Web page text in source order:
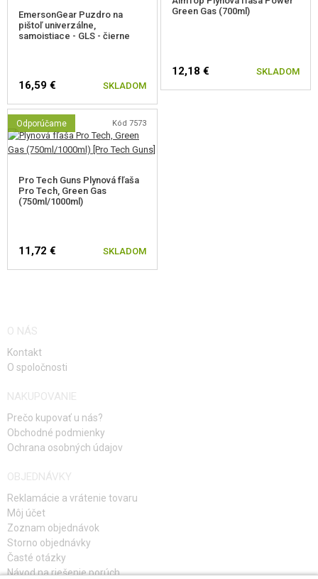
EmersonGear Puzdro na
pištoľ univerzálne,
samoistiace - GLS - čierne
16,59 € SKLADOM
Green Gas (700ml)
12,18 € SKLADOM
Odporúčame Kód 7573
Pro Tech Guns Plynová fľaša
Pro Tech, Green Gas
(750ml/1000ml)
11,72 € SKLADOM
O NÁS
Kontakt
O spoločnosti
NAKUPOVANIE
Prečo kupovať u nás?
Obchodné podmienky
Ochrana osobných údajov
OBJEDNÁVKY
Reklamácie a vrátenie tovaru
Môj účet
Zoznam objednávok
Storno objednávky
Časté otázky
Návod na riešenie porúch